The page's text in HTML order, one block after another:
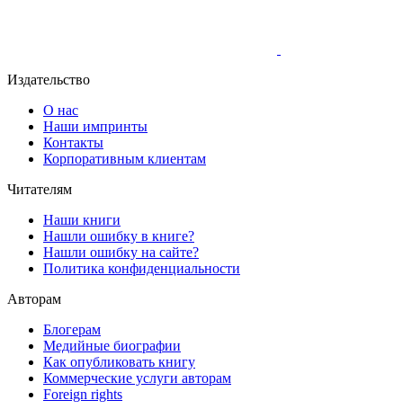
Издательство
О нас
Наши импринты
Контакты
Корпоративным клиентам
Читателям
Наши книги
Нашли ошибку в книге?
Нашли ошибку на сайте?
Политика конфиденциальности
Авторам
Блогерам
Медийные биографии
Как опубликовать книгу
Коммерческие услуги авторам
Foreign rights